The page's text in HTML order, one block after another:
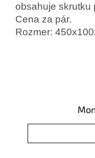
obsahuje skrutku
Cena za pár.
Rozmer: